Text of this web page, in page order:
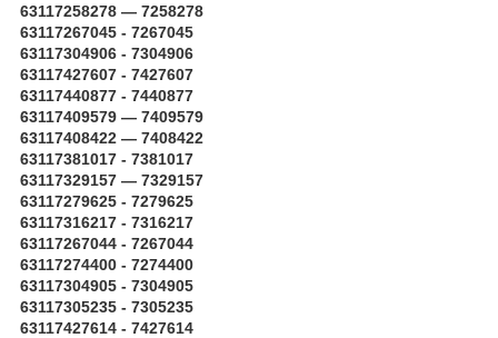
63117258278 — 7258278
63117267045 - 7267045
63117304906 - 7304906
63117427607 - 7427607
63117440877 - 7440877
63117409579 — 7409579
63117408422 — 7408422
63117381017 - 7381017
63117329157 — 7329157
63117279625 - 7279625
63117316217 - 7316217
63117267044 - 7267044
63117274400 - 7274400
63117304905 - 7304905
63117305235 - 7305235
63117427614 - 7427614